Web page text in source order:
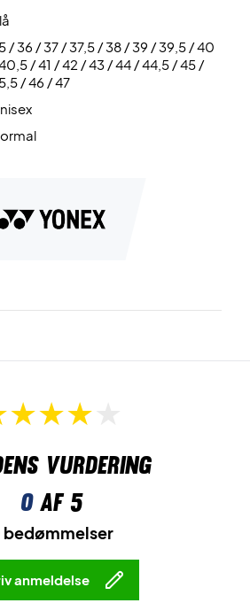
det specielle sålmønster, der sikrer
på banen.
af sålen, som sikrer et hurtigere og
/ 36 / 37 / 37,5 / 38 / 39 / 39,5 / 40
/ 41 / 42 / 43 / 44 / 44,5 / 45 /
/ 46 / 47
vurdering
0af 5
bedømmelser
anmeldelse